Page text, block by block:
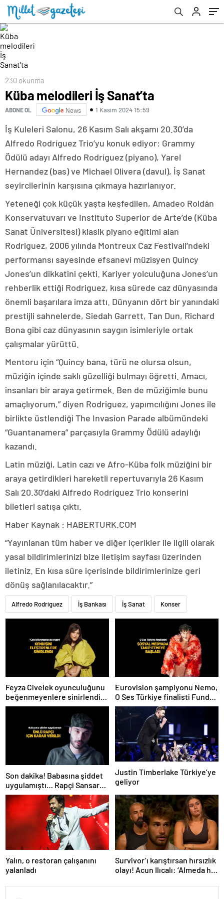
230 okunma
Küba melodileri İş Sanat’ta
ABONE OL News 1 Kasım 2024 15:59
İş Kuleleri Salonu, 26 Kasım Salı akşamı 20.30’da
Alfredo Rodríguez Trio’yu konuk ediyor: Grammy
Ödülü adayı Alfredo Rodríguez (piyano), Yarel
Hernandez (bas) ve Michael Olivera (davul), İş Sanat
seyircilerinin karşısına çıkmaya hazırlanıyor.
Yeteneği çok küçük yaşta keşfedilen, Amadeo Roldán
Konservatuvarı ve Instituto Superior de Arte’de (Küba
Sanat Üniversitesi) klasik piyano eğitimi alan
Rodriguez, 2006 yılında Montreux Caz Festivali’ndeki
performansı sayesinde efsanevi müzisyen Quincy
Jones’un dikkatini çekti. Kariyer yolculuğuna Jones’un
rehberlik ettiği Rodriguez, kısa sürede caz dünyasında
önemli başarılara imza attı. Dünyanın dört bir yanındaki
prestijli sahnelerde, Siedah Garrett, Tan Dun, Richard
Bona gibi caz dünyasının saygın isimleriyle ortak
çalışmalar yürüttü.
Mentoru için “Quincy bana, türü ne olursa olsun,
müziğin içinde saklı güzelliği bulmayı öğretti. Amacı,
insanları bir araya getirmek. Ben de müziğimle bunu
amaçlıyorum,” diyen Rodriguez, yapımcılığını Jones ile
birlikte üstlendiği The Invasion Parade albümündeki
“Guantanamera” parçasıyla Grammy Ödülü adaylığı
kazandı.
Latin müziği, Latin cazı ve Afro-Küba folk müziğini bir
araya getirdikleri hareketli repertuvarıyla 26 Kasım
Salı 20.30’daki Alfredo Rodríguez Trio konserini
biletleri satışa çıktı.
Haber Kaynak : HABERTURK.COM
“Yayınlanan tüm haber ve diğer içerikler ile ilgili olarak
yasal bildirimlerinizi bize iletişim sayfası üzerinden
iletiniz. En kısa süre içerisinde bildirimlerinize geri
dönüş sağlanılacaktır.”
Alfredo Rodríguez İş Bankası İş Sanat Konser
Feyza Civelek oyunculuğunu
beğenmeyenlere sinirlendi!
‘Çok biliyorsanız siz yapın’
Eurovision şampiyonu Nemo,
O Ses Türkiye finalisti Funda
Kayacık’ı Instagram’da takibe
aldı
Son dakika! Babasına şiddet
uygulamıştı… Rapçi Sansar
Salvo için karar verildi
Justin Timberlake Türkiye’ye
geliyor
Yalın, o restoran çalışanını
yalanladı
Survivor’ı karıştırsan hırsızlık
olayı! Acun Ilıcalı: ‘Almeda her